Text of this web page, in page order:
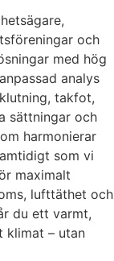
och
med hög
analys
takfot,
sättningar och
harmonierar
som vi
maximalt
lufttäthet och
du ett varmt,
klimat – utan